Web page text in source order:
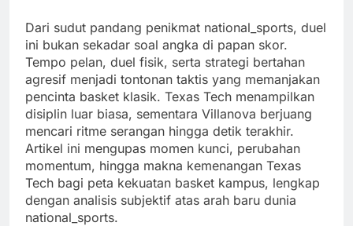
Dari sudut pandang penikmat national_sports, duel
ini bukan sekadar soal angka di papan skor.
Tempo pelan, duel fisik, serta strategi bertahan
agresif menjadi tontonan taktis yang memanjakan
pencinta basket klasik. Texas Tech menampilkan
disiplin luar biasa, sementara Villanova berjuang
mencari ritme serangan hingga detik terakhir.
Artikel ini mengupas momen kunci, perubahan
momentum, hingga makna kemenangan Texas
Tech bagi peta kekuatan basket kampus, lengkap
dengan analisis subjektif atas arah baru dunia
national_sports.